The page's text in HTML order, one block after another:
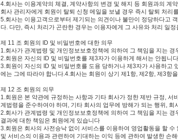
4.회사는 이용계약의 체결, 계약사항의 변경 및 해지 등 회원과의 계
회사 관리자에게 회원이 탈퇴 신청 메일을 보낼 경우 즉시 탈퇴 처리
5.회사는 이용고객으로부터 제기되는 의견이나 불만이 정당하다고
다. 다만, 즉시 처리가 곤란한 경우는 이용자에게 그 사유와 처리 일
제 11 조 회원의 ID 및 비밀번호에 대한 의무
1.회사가 관계법령 및 개인정보보호정책에 의하여 그 책임을 지는
2.회원은 자신의 ID 및 비밀번호를 제3자가 이용하게 해서는 안됩니
3.회원이 자신의 ID 및 비밀번호를 도용 당하거나 제3자가 사용하고
에는 그에 따라야 합니다.4.회사는 회원이 상기 제1항, 제2항, 제3항
제 12 조 회원의 의무
1.회원은 본 약관에 규정하는 사항과 기타 회사가 정한 제반 규정,
계법령을 준수하여야 하며, 기타 회사의 업무에 방해가 되는 행위,
2.회사가 관계법령 및 개인정보보호정책에 의하여 그 책임을 지는
결과에 대한 책임은 회원에게 있습니다
3.회원은 회사의 사전승낙 없이 서비스를 이용하여 영업활동을 할
및 서비스의 이용과 관련하여 기대하는 이익 등에 관하여 발생한 손